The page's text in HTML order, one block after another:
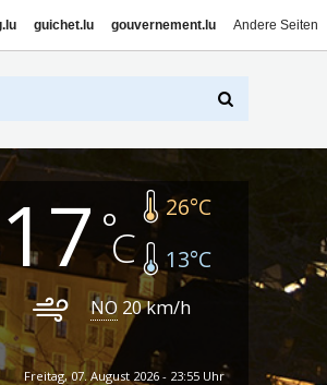
guichet.lu gouvernement.lu Andere Seiten
17 26°C
13°C
NO 20km/h
Freitag, 07. August 2026 - 23:55 Uhr